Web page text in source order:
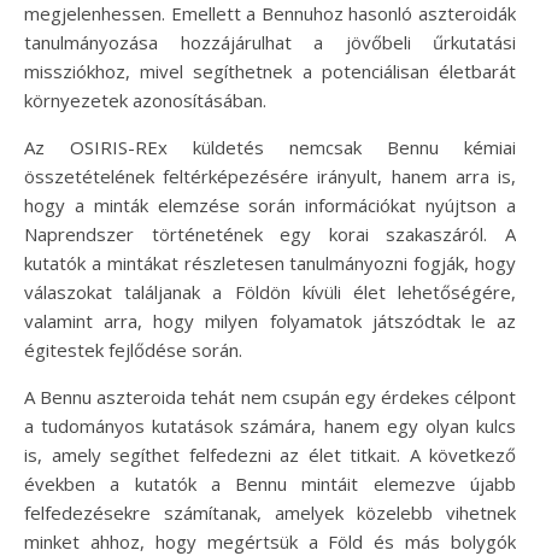
megjelenhessen. Emellett a Bennuhoz hasonló aszteroidák
tanulmányozása hozzájárulhat a jövőbeli űrkutatási
missziókhoz, mivel segíthetnek a potenciálisan életbarát
környezetek azonosításában.
Az OSIRIS-REx küldetés nemcsak Bennu kémiai
összetételének feltérképezésére irányult, hanem arra is,
hogy a minták elemzése során információkat nyújtson a
Naprendszer történetének egy korai szakaszáról. A
kutatók a mintákat részletesen tanulmányozni fogják, hogy
válaszokat találjanak a Földön kívüli élet lehetőségére,
valamint arra, hogy milyen folyamatok játszódtak le az
égitestek fejlődése során.
A Bennu aszteroida tehát nem csupán egy érdekes célpont
a tudományos kutatások számára, hanem egy olyan kulcs
is, amely segíthet felfedezni az élet titkait. A következő
években a kutatók a Bennu mintáit elemezve újabb
felfedezésekre számítanak, amelyek közelebb vihetnek
minket ahhoz, hogy megértsük a Föld és más bolygók